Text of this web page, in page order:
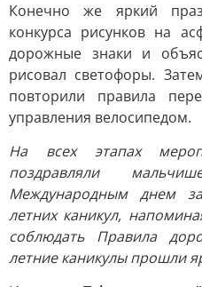
Конечно же яркий
конкурса рисунков на
дорожные знаки и
рисовал светофоры.
повторили правила
управления велосипедом.
На всех этапах
поздравляли
Международным днем
летних каникул,
соблюдать Правила
летние каникулы прошли